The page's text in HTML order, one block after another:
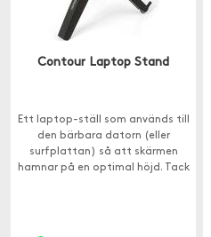
Contour Laptop Stand
Ett laptop-ställ som används till
den bärbara datorn (eller
surfplattan) så att skärmen
hamnar på en optimal höjd. Tack